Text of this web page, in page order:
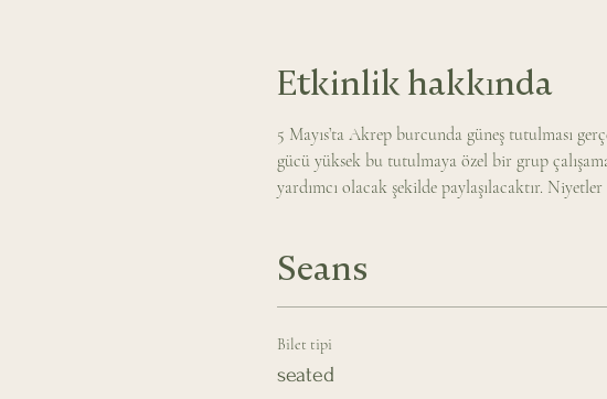
Etkinlik hakkında
5 Mayıs’ta Akrep burcunda güneş tutulması
gücü yüksek bu tutulmaya özel bir grup
yardımcı olacak şekilde paylaşılacaktır.
Seans
Bilet tipi
seated